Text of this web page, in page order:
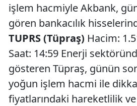
işlem hacmiyle Akbank,
gören bankacılık
TUPRS (Tüpraş) Hacim:
Saat: 14:59 Enerji
gösteren Tüpraş, günün
yoğun işlem hacmi ile
fiyatlarındaki hareketlilik